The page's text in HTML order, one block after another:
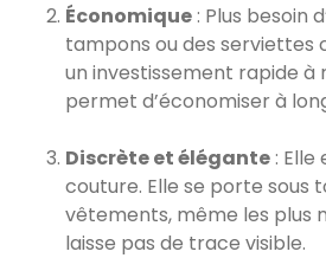
Économique : Plus besoin
tampons ou des serviettes
un investissement rapide à
permet d’économiser à
Discrète et élégante :
couture. Elle se porte sous
vêtements, même les plus
laisse pas de trace visible.